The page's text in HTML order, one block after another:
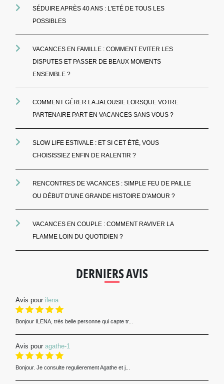
SÉDUIRE APRÈS 40 ANS : L'ETÉ DE TOUS LES
POSSIBLES
VACANCES EN FAMILLE : COMMENT EVITER LES
DISPUTES ET PASSER DE BEAUX MOMENTS
ENSEMBLE ?
COMMENT GÉRER LA JALOUSIE LORSQUE VOTRE
PARTENAIRE PART EN VACANCES SANS VOUS ?
SLOW LIFE ESTIVALE : ET SI CET ÉTÉ, VOUS
CHOISISSIEZ ENFIN DE RALENTIR ?
RENCONTRES DE VACANCES : SIMPLE FEU DE PAILLE
OU DÉBUT D'UNE GRANDE HISTOIRE D'AMOUR ?
VACANCES EN COUPLE : COMMENT RAVIVER LA
FLAMME LOIN DU QUOTIDIEN ?
DERNIERS AVIS
Avis pour ilena
Bonjour ILENA, très belle personne qui capte tr...
Avis pour agathe-1
Bonjour. Je consulte regulierement Agathe et j...